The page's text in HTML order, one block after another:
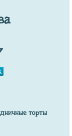
торты